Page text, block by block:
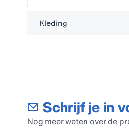
Kleding
Schrijf je in
Nog meer weten over de